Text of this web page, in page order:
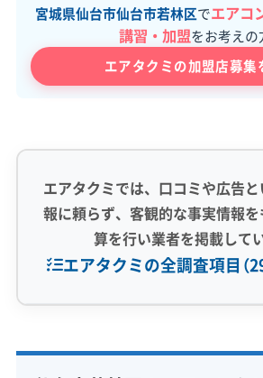
宮城県仙台市仙台市若林区でエアコ
講習・加盟をお考えの
エアタクミの加盟店募集
エアタクミでは、口コミや広告
報に頼らず、客観的な事実情報
算を行い業者を掲載して
エアタクミの全調査項目（